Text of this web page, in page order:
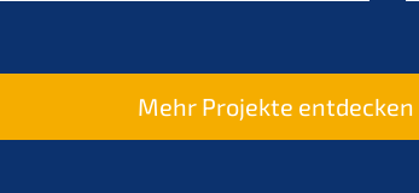
Mehr Projek­te entdecken